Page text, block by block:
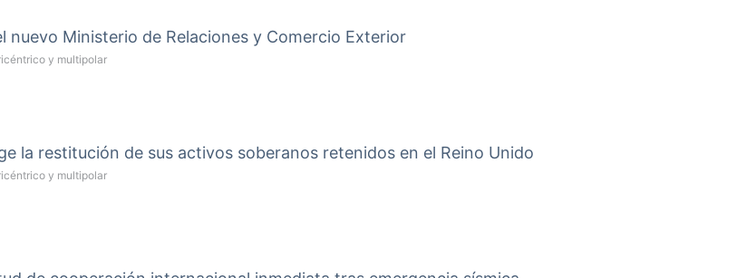
nuevo Ministerio de Relaciones y Comercio Exterior
y multipolar
la restitución de sus activos soberanos retenidos en el Reino Unido
y multipolar